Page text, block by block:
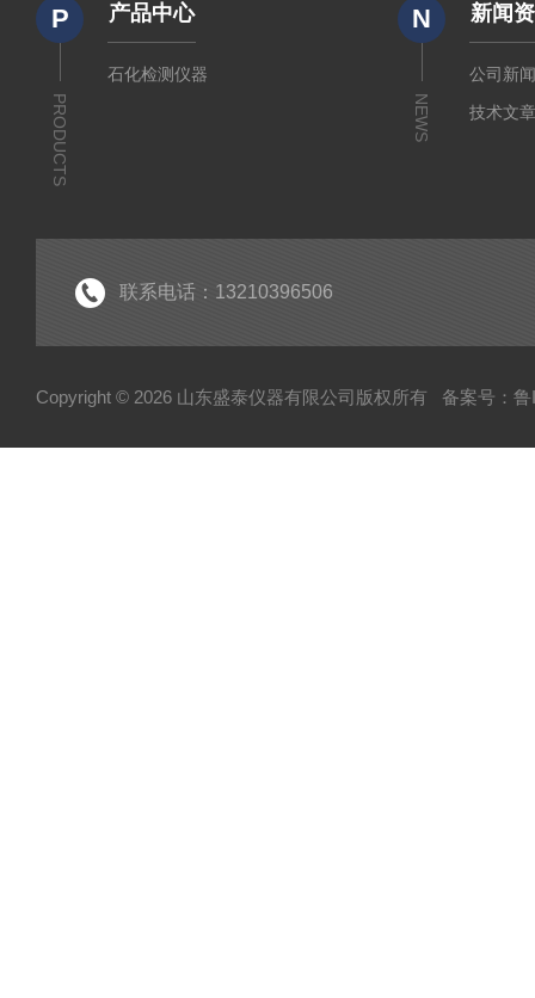
P
PRODUCTS
产品中心
石化检测仪器
N
NEWS
新闻
公司新
技术文
联系电话：13210396506
Copyright © 2026 山东盛泰仪器有限公司版权所有 备案号：